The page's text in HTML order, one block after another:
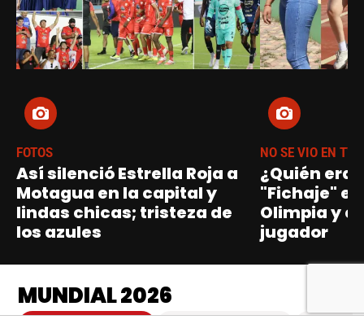
FOTOS
Así silenció Estrella Roja a
Motagua en la capital y
lindas chicas; tristeza de
los azules
NO SE VIO EN TV
¿Quién era
"Fichaje"
Olimpia y
jugador
MUNDIAL 2026